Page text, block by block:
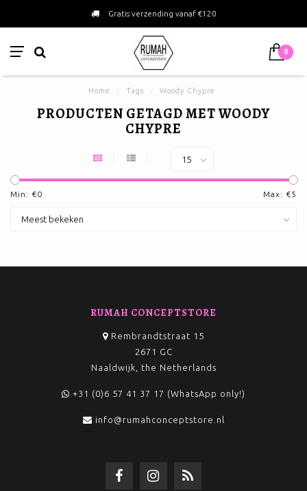
Gratis verzending vanaf €120
0
Home Tags Woody Chypre
PRODUCTEN GETAGD MET WOODY
CHYPRE
Min: €0 Max: €5
RUMAH CONCEPTSTORE
Rembrandtstraat 15
2671 GC
Naaldwijk, the Netherlands
+31 (0)6 57 41 37 17 (WhatsApp only!)
info@rumahconceptstore.nl